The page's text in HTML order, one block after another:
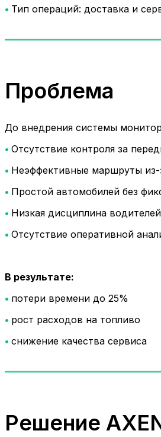
• Тип операций: доставка и
Проблема
До внедрения системы
• Отсутствие контроля за
• Неэффективные маршруты из-
• Простой автомобилей без
• Низкая дисциплина водителей
• Отсутствие оперативной
В результате:
• потери времени до 25%
• рост расходов на топливо
• снижение качества сервиса
Решение